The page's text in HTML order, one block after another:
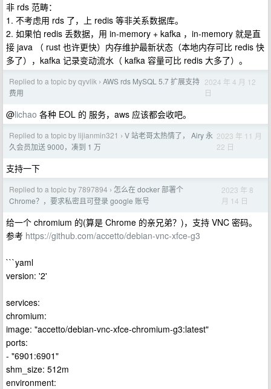
非 rds 范畴：
1. 不考虑用 rds 了，上 redis 等非关系数据库。
2. 如果怕 redis 丢数据，用 in-memory + kafka ，in-memory 就是直
接 java （ rust 也许更快）内存维护最新状态（本地内存可比 redis 快
多了），kafka 记录变动流水（ kafka 容量可比 redis 大多了）。
Replied to a topic by qyvlik › AWS rds MySQL 5.7 扩展支持
费用
2024 年 4 月 12
日
@lichao 各种 EOL 的 服务，aws 应该都会收吧。
Replied to a topic by lijianmin321 › V 站老哥太热情了， Airy 永
久会员加送 9000，凑到 1 万
2023 年 11 月
22 日
支持一下
Replied to a topic by 7897894 › 怎么在 docker 部署个
Chrome？，要求私密且可登录 google 账号
2023 年 8
月 14 日
给一个 chromium 的(算是 Chrome 的亲兄弟？)，支持 VNC 密码。
参考 https://github.com/accetto/debian-vnc-xfce-g3
```yaml
version: '2'
services:
chromium:
image: "accetto/debian-vnc-xfce-chromium-g3:latest"
ports:
- "6901:6901"
shm_size: 512m
environment: